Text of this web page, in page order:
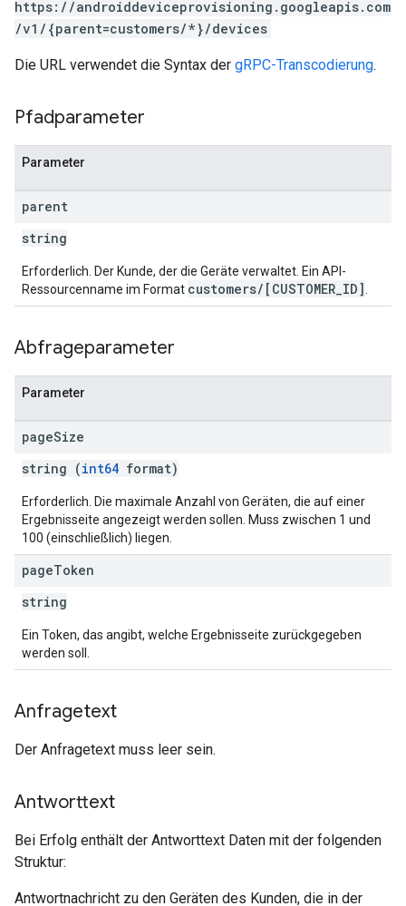
https://androiddeviceprovisioning.googleapis.com
/v1/{parent=customers/*}/devices
Die URL verwendet die Syntax der gRPC-Transcodierung.
Pfadparameter
Parameter
parent
string
Erforderlich. Der Kunde, der die Geräte verwaltet. Ein API-
Ressourcenname im Format customers/[CUSTOMER_ID]
Abfrageparameter
Parameter
pageSize
string (int64 format)
Erforderlich. Die maximale Anzahl von Geräten, die auf einer
Ergebnisseite angezeigt werden sollen. Muss zwischen 1 und
100 (einschließlich) liegen.
pageToken
string
Ein Token, das angibt, welche Ergebnisseite zurückgegeben
werden soll.
Anfragetext
Der Anfragetext muss leer sein.
Antworttext
Bei Erfolg enthält der Antworttext Daten mit der folgenden
Struktur:
Antwortnachricht zu den Geräten des Kunden, die in der